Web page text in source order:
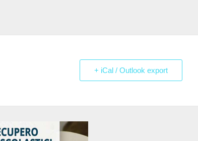
+ iCal / Outlook export